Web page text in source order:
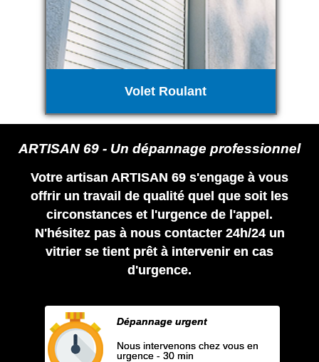
Volet Roulant
ARTISAN 69 - Un dépannage professionnel
Votre artisan ARTISAN 69 s'engage à vous
offrir un travail de qualité quel que soit les
circonstances et l'urgence de l'appel.
N'hésitez pas à nous contacter 24h/24 un
vitrier se tient prêt à intervenir en cas
d'urgence.
Dépannage urgent
Nous intervenons chez vous en
urgence - 30 min